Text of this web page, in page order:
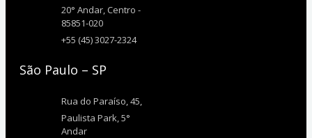
20° Andar, Centro -
85851-020
+55 (45) 3027-2324
São Paulo – SP
Rua do Paraíso, 45,
Paulista Park, 5°
Andar